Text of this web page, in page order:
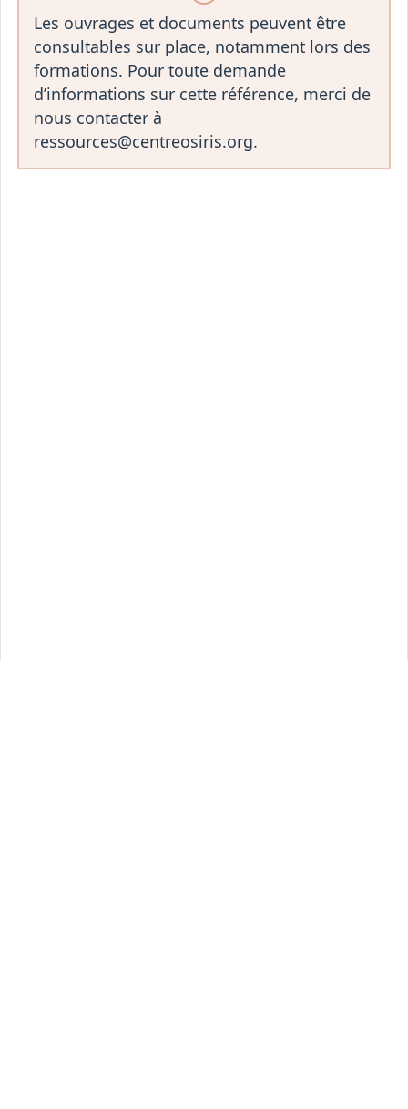
Les ouvrages et documents peuvent être
consultables sur place, notamment lors des
formations. Pour toute demande
d’informations sur cette référence, merci de
nous contacter à
ressources@centreosiris.org.